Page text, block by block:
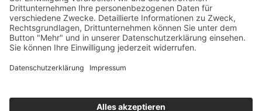
Gesellschaft für kommunale Infrastruktur
Bahnhofstraße 2
49324 Melle
info@ge-komm.de